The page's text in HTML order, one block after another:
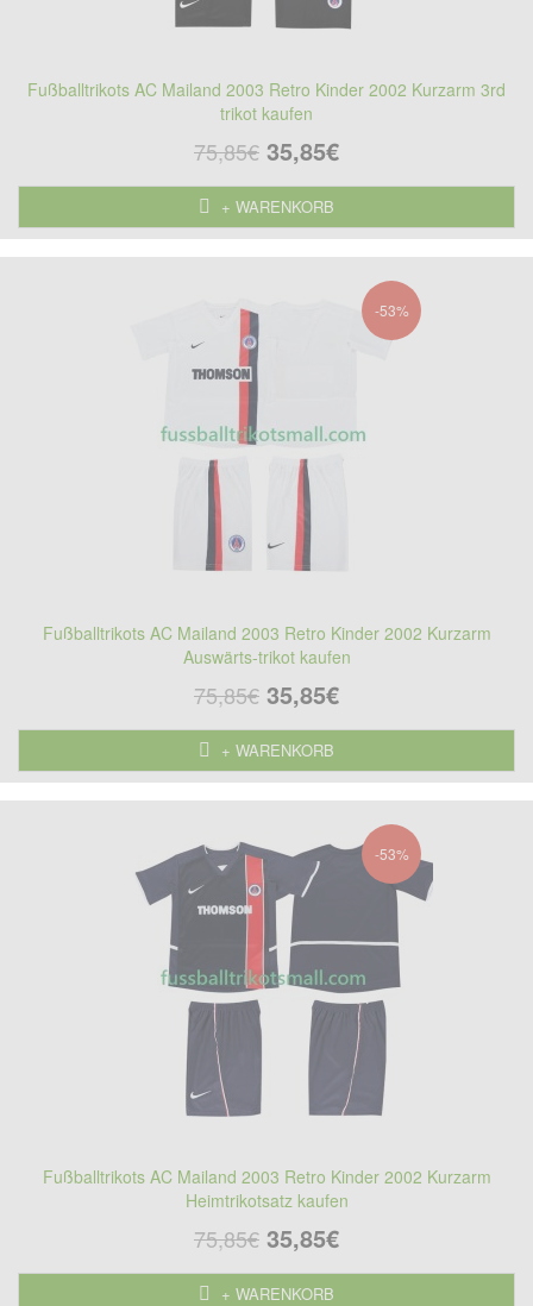
Fußballtrikots AC Mailand 2003 Retro Kinder 2002 Kurzarm 3rd
trikot kaufen
75,85€ 35,85€
+ WARENKORB
-53%
Fußballtrikots AC Mailand 2003 Retro Kinder 2002 Kurzarm
Auswärts-trikot kaufen
75,85€ 35,85€
+ WARENKORB
-53%
Fußballtrikots AC Mailand 2003 Retro Kinder 2002 Kurzarm
Heimtrikotsatz kaufen
75,85€ 35,85€
+ WARENKORB